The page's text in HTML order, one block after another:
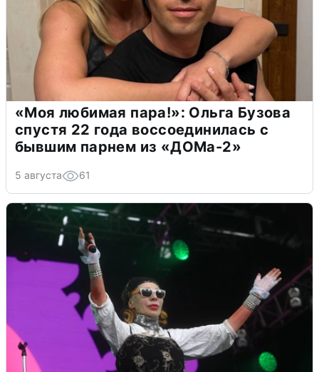
«Моя любимая пара!»: Ольга Бузова
спустя 22 года воссоединилась с
бывшим парнем из «ДОМа-2»
5 августа 61